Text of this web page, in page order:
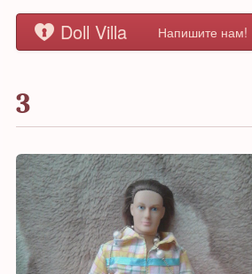
Doll Villa Напишите нам!
3